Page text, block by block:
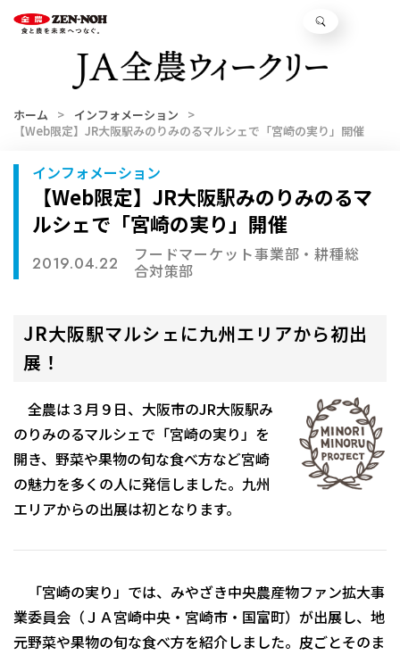
ホーム
インフォメーション
【Web限定】JR大阪駅みのりみのるマルシェで「宮崎の実り」開催
インフォメーション
【Web限定】JR大阪駅みのりみのるマ
ルシェで「宮崎の実り」開催
2019.04.22 フードマーケット事業部・耕種総
合対策部
JR大阪駅マルシェに九州エリアから初出
展！
全農は３月９日、大阪市のJR大阪駅み
のりみのるマルシェで「宮崎の実り」を
開き、野菜や果物の旬な食べ方など宮崎
の魅力を多くの人に発信しました。九州
エリアからの出展は初となります。
「宮崎の実り」では、みやざき中央農産物ファン拡大事
業委員会（ＪＡ宮崎中央・宮崎市・国富町）が出展し、地
元野菜や果物の旬な食べ方を紹介しました。皮ごとそのま